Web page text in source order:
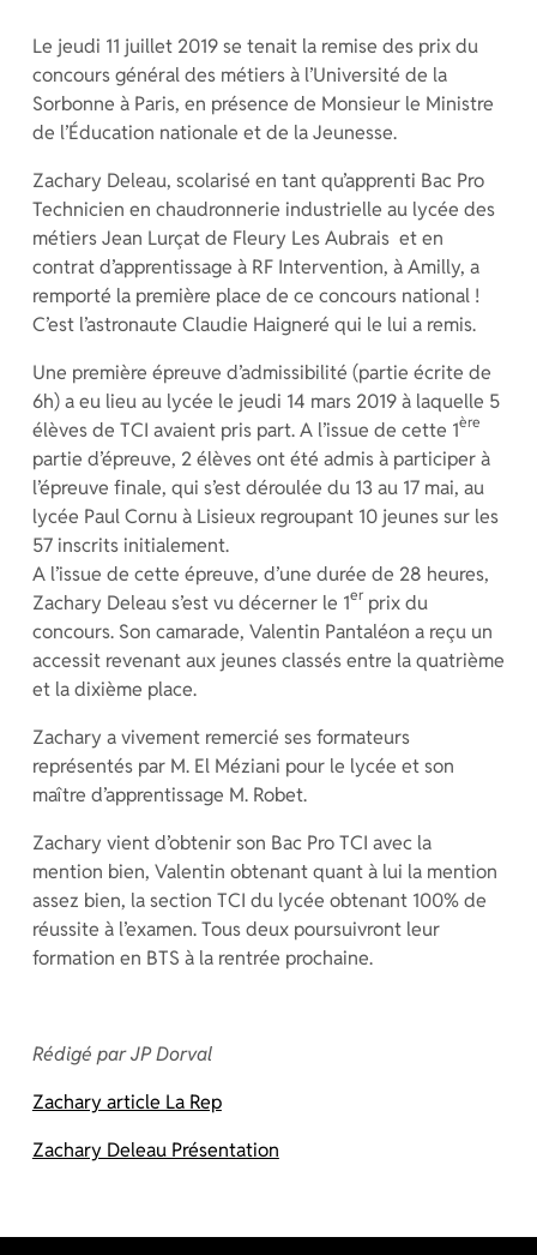
Le jeudi 11 juillet 2019 se tenait la remise des prix du
concours général des métiers à l’Université de la
Sorbonne à Paris, en présence de Monsieur le Ministre
de l’Éducation nationale et de la Jeunesse.
Zachary Deleau, scolarisé en tant qu’apprenti Bac Pro
Technicien en chaudronnerie industrielle au lycée des
métiers Jean Lurçat de Fleury Les Aubrais et en
contrat d’apprentissage à RF Intervention, à Amilly, a
remporté la première place de ce concours national !
C’est l’astronaute Claudie Haigneré qui le lui a remis.
Une première épreuve d’admissibilité (partie écrite de
6h) a eu lieu au lycée le jeudi 14 mars 2019 à laquelle 5
élèves de TCI avaient pris part. A l’issue de cette 1ère
partie d’épreuve, 2 élèves ont été admis à participer à
l’épreuve finale, qui s’est déroulée du 13 au 17 mai, au
lycée Paul Cornu à Lisieux regroupant 10 jeunes sur les
57 inscrits initialement.
A l’issue de cette épreuve, d’une durée de 28 heures,
Zachary Deleau s’est vu décerner le 1er prix du
concours. Son camarade, Valentin Pantaléon a reçu un
accessit revenant aux jeunes classés entre la quatrième
et la dixième place.
Zachary a vivement remercié ses formateurs
représentés par M. El Méziani pour le lycée et son
maître d’apprentissage M. Robet.
Zachary vient d’obtenir son Bac Pro TCI avec la
mention bien, Valentin obtenant quant à lui la mention
assez bien, la section TCI du lycée obtenant 100% de
réussite à l’examen. Tous deux poursuivront leur
formation en BTS à la rentrée prochaine.
Rédigé par JP Dorval
Zachary article La Rep
Zachary Deleau Présentation